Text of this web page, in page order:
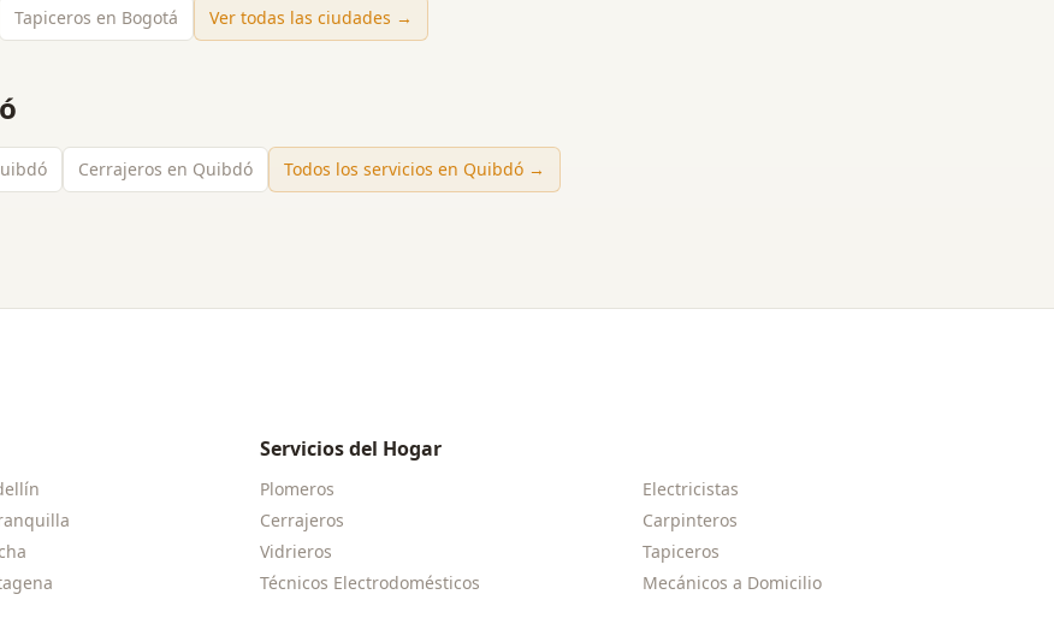
Tapiceros en Bogotá Ver todas las ciudades →
Cerrajeros en Quibdó Todos los servicios en Quibdó →
Servicios del Hogar
Plomeros
Electricistas
Cerrajeros
Carpinteros
Vidrieros
Tapiceros
Técnicos Electrodomésticos
Mecánicos a Domicilio